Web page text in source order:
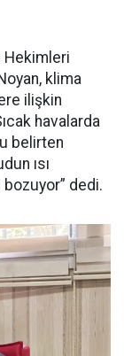
Hekimleri
klima
ilişkin
havalarda
belirten
ısı
dedi.